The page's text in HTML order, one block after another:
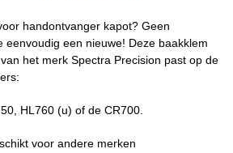
handontvanger kapot? Geen
eenvoudig een nieuwe! Deze baakklem
het merk Spectra Precision past op de
HL760 (u) of de CR700.
voor andere merken